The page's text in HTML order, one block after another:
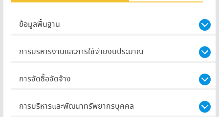
ข้อมูลพื้นฐาน
การบริหารงานและการใช้จ่ายงบประมาณ
การจัดซื้อจัดจ้าง
การบริหารและพัฒนาทรัพยากรบุคคล